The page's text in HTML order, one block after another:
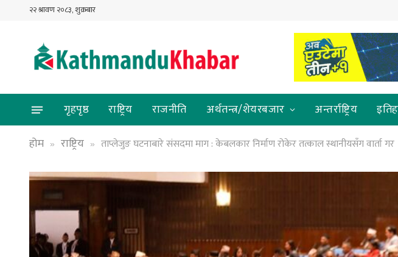
२२ श्रावण २०८३, शुक्रबार
गृहपृष्ठ राष्ट्रिय राजनीति अर्थतन्त्र/शेयरबजार अन्तर्राष्ट्रिय
होम
» राष्ट्रिय » ताप्लेजुङ घटनाबारे संसदमा माग : केबलकार निर्माण रोकेर तत्काल स्थानीयसँग वार्ता गर